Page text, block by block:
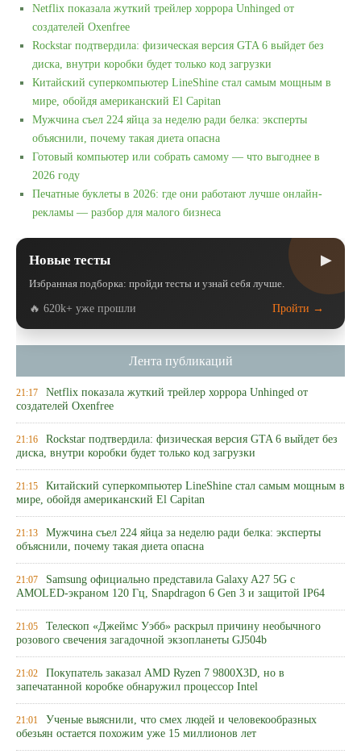
Netflix показала жуткий трейлер хоррора Unhinged от
создателей Oxenfree
Rockstar подтвердила: физическая версия GTA 6 выйдет без
диска, внутри коробки будет только код загрузки
Китайский суперкомпьютер LineShine стал самым мощным в
мире, обойдя американский El Capitan
Мужчина съел 224 яйца за неделю ради белка: эксперты
объяснили, почему такая диета опасна
Готовый компьютер или собрать самому — что выгоднее в
2026 году
Печатные буклеты в 2026: где они работают лучше онлайн-
рекламы — разбор для малого бизнеса
Новые тесты ▶
Избранная подборка: пройди тесты и узнай себя лучше.
🔥 620k+ уже прошли Пройти →
Лента публикаций
21:17 Netflix показала жуткий трейлер хоррора Unhinged от
создателей Oxenfree
21:16 Rockstar подтвердила: физическая версия GTA 6 выйдет без
диска, внутри коробки будет только код загрузки
21:15 Китайский суперкомпьютер LineShine стал самым мощным в
мире, обойдя американский El Capitan
21:13 Мужчина съел 224 яйца за неделю ради белка: эксперты
объяснили, почему такая диета опасна
21:07 Samsung официально представила Galaxy A27 5G с
AMOLED-экраном 120 Гц, Snapdragon 6 Gen 3 и защитой IP64
21:05 Телескоп «Джеймс Уэбб» раскрыл причину необычного
розового свечения загадочной экзопланеты GJ504b
21:02 Покупатель заказал AMD Ryzen 7 9800X3D, но в
запечатанной коробке обнаружил процессор Intel
21:01 Ученые выяснили, что смех людей и человекообразных
обезьян остается похожим уже 15 миллионов лет